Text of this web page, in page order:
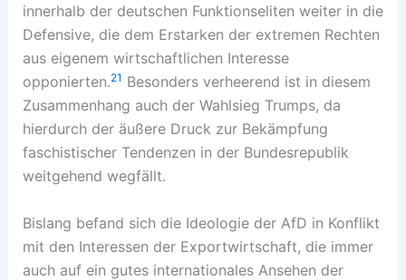
innerhalb der deutschen Funktionseliten weiter in die
Defensive, die dem Erstarken der extremen Rechten
aus eigenem wirtschaftlichen Interesse
opponierten.21 Besonders verheerend ist in diesem
Zusammenhang auch der Wahlsieg Trumps, da
hierdurch der äußere Druck zur Bekämpfung
faschistischer Tendenzen in der Bundesrepublik
weitgehend wegfällt.
Bislang befand sich die Ideologie der AfD in Konflikt
mit den Interessen der Exportwirtschaft, die immer
auch auf ein gutes internationales Ansehen der